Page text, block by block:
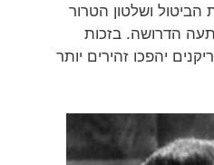
הביטול ושלטון הטרור
הדרושה. בזכות
יהפכו זהירים יותר